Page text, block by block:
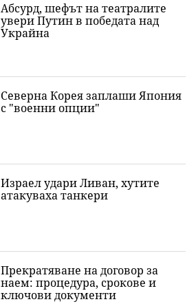
Абсурд, шефът на театралите
увери Путин в победата над
Украйна
Северна Корея заплаши Япония
с "военни опции"
Израел удари Ливан, хутите
атакуваха танкери
Прекратяване на договор за
наем: процедура, срокове и
ключови документи